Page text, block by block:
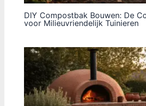
DIY Compostbak Bouwen: De
voor Milieuvriendelijk Tuinieren